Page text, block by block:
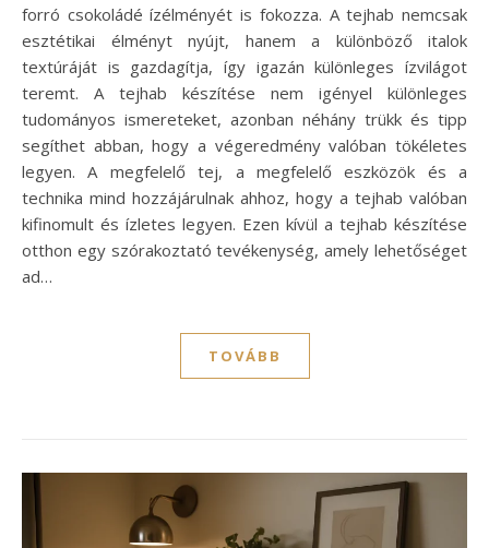
forró csokoládé ízélményét is fokozza. A tejhab nemcsak
esztétikai élményt nyújt, hanem a különböző italok
textúráját is gazdagítja, így igazán különleges ízvilágot
teremt. A tejhab készítése nem igényel különleges
tudományos ismereteket, azonban néhány trükk és tipp
segíthet abban, hogy a végeredmény valóban tökéletes
legyen. A megfelelő tej, a megfelelő eszközök és a
technika mind hozzájárulnak ahhoz, hogy a tejhab valóban
kifinomult és ízletes legyen. Ezen kívül a tejhab készítése
otthon egy szórakoztató tevékenység, amely lehetőséget
ad…
TOVÁBB